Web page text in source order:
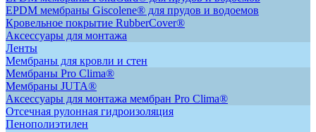
EPDM мембраны Giscolene® для прудов и водоемов
Кровельное покрытие RubberCover®
Аксессуары для монтажа
Ленты
Мембраны для кровли и стен
Мембраны Pro Clima®
Мембраны JUTA®
Аксессуары для монтажа мембран Pro Clima®
Отсечная рулонная гидроизоляция
Пенополиэтилен